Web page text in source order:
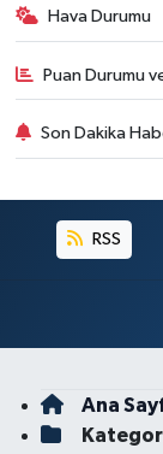
Hava Durumu
Puan Durumu
Son Dakika
RSS
Ana